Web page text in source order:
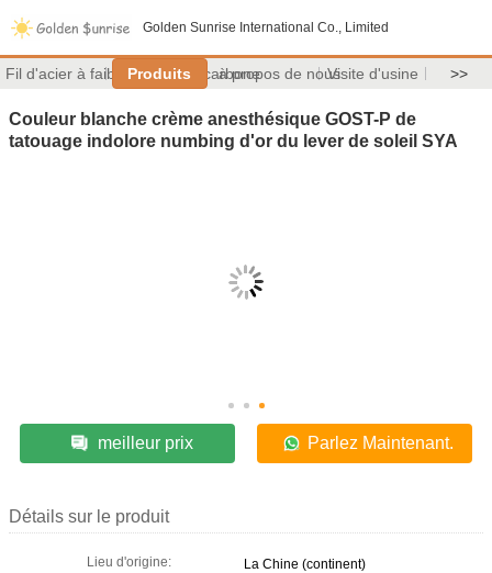
Golden Sunrise International Co., Limited
Fil d'acier à faible teneur en carbone
Produits à propos de nousVisite d'usine >>
Couleur blanche crème anesthésique GOST-P de
tatouage indolore numbing d'or du lever de soleil SYA
meilleur prix Parlez Maintenant.
Détails sur le produit
Lieu d'origine:
La Chine (continent)